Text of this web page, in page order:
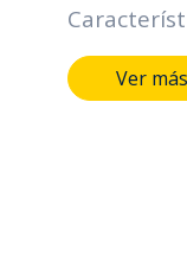
Grado de
Grado de
Ver más